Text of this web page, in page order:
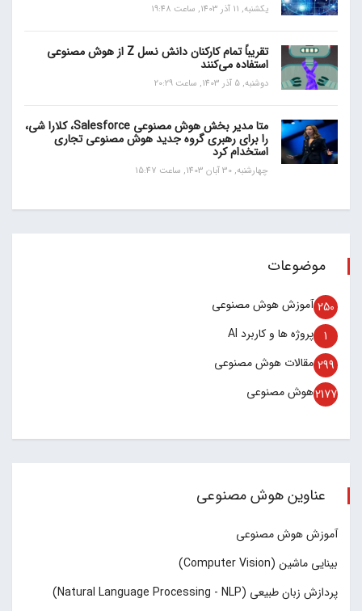
یکشنبه, 11 آذر 1403, ساعت 19:48
تقریباً تمام کارکنان دانش نسل Z از هوش مصنوعی
استفاده می‌کنند
دوشنبه, 5 آذر 1403, ساعت 20:29
متا مدیر بخش هوش مصنوعی Salesforce، کلارا شی،
را برای رهبری گروه جدید هوش مصنوعی تجاری
استخدام کرد
چهارشنبه, 30 آبان 1403, ساعت 15:47
موضوعات
آموزش هوش مصنوعی 250
پروژه ها و کاربرد AI 1
مقالات هوش مصنوعی 299
هوش مصنوعی2177
عناوین هوش مصنوعی
آموزش هوش مصنوعی
بینایی ماشین (Computer Vision)
پردازش زبان طبیعی (Natural Language Processing - NLP)